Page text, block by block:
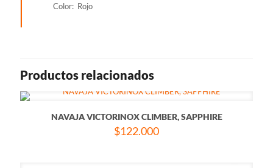
Color: Rojo
Productos relacionados
NAVAJA VICTORINOX CLIMBER, SAPPHIRE
$122.000